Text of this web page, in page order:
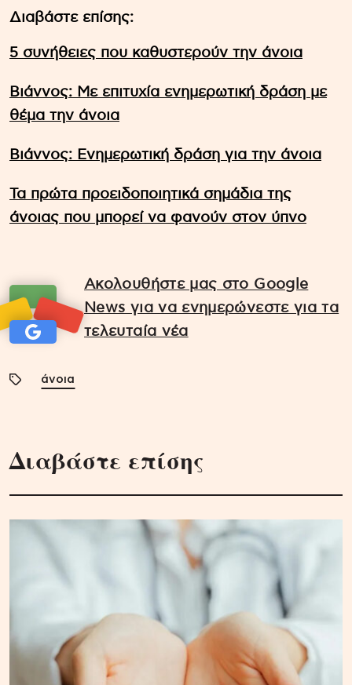
Διαβάστε επίσης:
5 συνήθειες που καθυστερούν την άνοια
Βιάννος: Με επιτυχία ενημερωτική δράση με
θέμα την άνοια
Βιάννος: Ενημερωτική δράση για την άνοια
Τα πρώτα προειδοποιητικά σημάδια της
άνοιας που μπορεί να φανούν στον ύπνο
Ακολουθήστε μας στο Google
News για να ενημερώνεστε για τα
τελευταία νέα
άνοια
Διαβάστε επίσης